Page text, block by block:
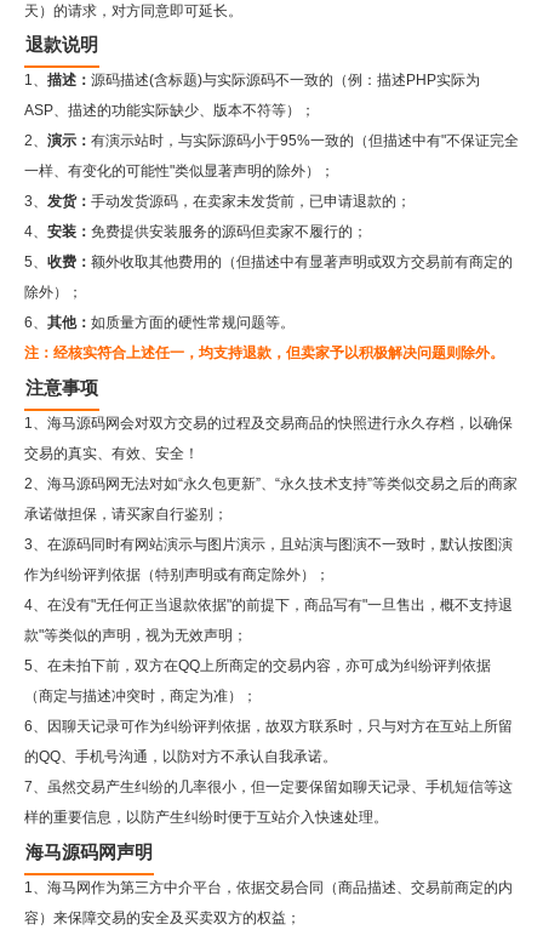
天）的请求，对方同意即可延长。
退款说明
1、 描述： 源码描述(含标题)与实际源码不一致的（例：描述PHP实际为
ASP、描述的功能实际缺少、版本不符等）；
2、 演示： 有演示站时，与实际源码小于95%一致的（但描述中有"不保证完全
一样、有变化的可能性"类似显著声明的除外）；
3、 发货： 手动发货源码，在卖家未发货前，已申请退款的；
4、 安装： 免费提供安装服务的源码但卖家不履行的；
5、 收费： 额外收取其他费用的（但描述中有显著声明或双方交易前有商定的
除外）；
6、 其他： 如质量方面的硬性常规问题等。
注：经核实符合上述任一，均支持退款，但卖家予以积极解决问题则除外。
注意事项
1、海马源码网会对双方交易的过程及交易商品的快照进行永久存档，以确保
交易的真实、有效、安全！
2、 海马源码网无法对如“永久包更新”、“永久技术支持”等类似交易之后的商家
承诺做担保，请买家自行鉴别；
3、在源码同时有网站演示与图片演示，且站演与图演不一致时，默认按图演
作为纠纷评判依据（特别声明或有商定除外）；
4、在没有"无任何正当退款依据"的前提下，商品写有"一旦售出，概不支持退
款"等类似的声明，视为无效声明；
5、在未拍下前，双方在QQ上所商定的交易内容，亦可成为纠纷评判依据
（商定与描述冲突时，商定为准）；
6、因聊天记录可作为纠纷评判依据，故双方联系时，只与对方在互站上所留
的QQ、手机号沟通，以防对方不承认自我承诺。
7、虽然交易产生纠纷的几率很小，但一定要保留如聊天记录、手机短信等这
样的重要信息，以防产生纠纷时便于互站介入快速处理。
海马源码网声明
1、海马网作为第三方中介平台，依据交易合同（商品描述、交易前商定的内
容）来保障交易的安全及买卖双方的权益；